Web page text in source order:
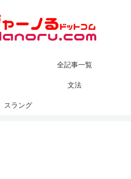
全記事一覧
文法
スラング